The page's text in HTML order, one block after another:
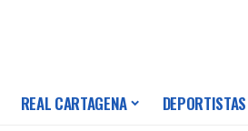
REAL CARTAGENA